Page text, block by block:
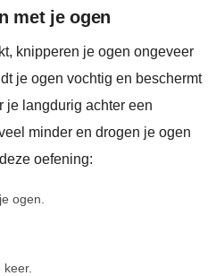
met je ogen
knipperen je ogen ongeveer
je ogen vochtig en beschermt
je langdurig achter een
minder en drogen je ogen
oefening:
ogen.